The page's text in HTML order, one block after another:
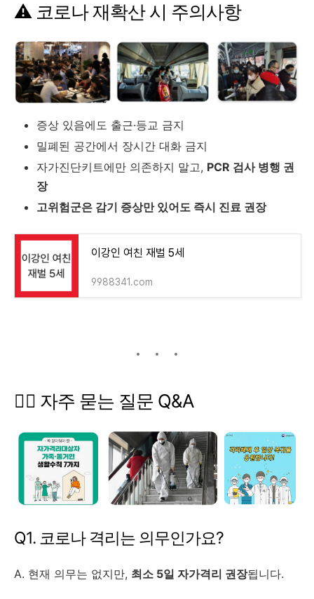
⚠️ 코로나 재확산 시 주의사항
증상 있음에도 출근·등교 금지
밀폐된 공간에서 장시간 대화 금지
자가진단키트에만 의존하지 말고, PCR 검사 병행 권
장
고위험군은 감기 증상만 있어도 즉시 진료 권장
이강인 여친 재벌 5세
9988341.com
🙋‍♂️ 자주 묻는 질문 Q&A
Q1. 코로나 격리는 의무인가요?
A. 현재 의무는 없지만, 최소 5일 자가격리 권장됩니다.